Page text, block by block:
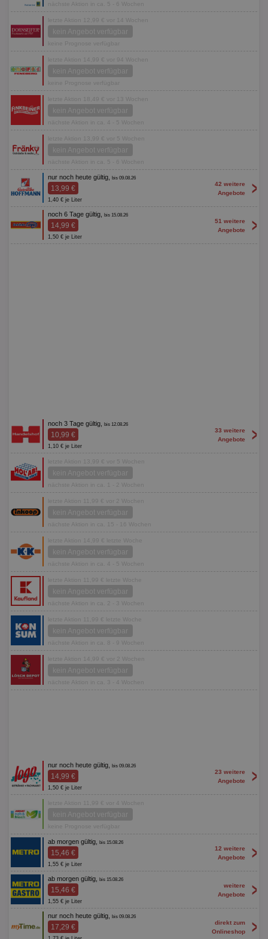
nächste Aktion in ca. 5 - 6 Wochen
letzte Aktion 12,99 € vor 14 Wochen
kein Angebot verfügbar
keine Prognose verfügbar
letzte Aktion 14,99 € vor 94 Wochen
kein Angebot verfügbar
keine Prognose verfügbar
letzte Aktion 18,49 € vor 13 Wochen
kein Angebot verfügbar
nächste Aktion in ca. 4 - 5 Wochen
letzte Aktion 13,99 € vor 5 Wochen
kein Angebot verfügbar
nächste Aktion in ca. 5 - 6 Wochen
nur noch heute gültig, bis 09.08.26
13,99 €
1,40 € je Liter
42 weitere
Angebote
>
noch 6 Tage gültig, bis 15.08.26
14,99 €
1,50 € je Liter
51 weitere
Angebote
>
noch 3 Tage gültig, bis 12.08.26
10,99 €
1,10 € je Liter
33 weitere
Angebote
>
letzte Aktion 13,99 € vor 5 Wochen
kein Angebot verfügbar
nächste Aktion in ca. 1 - 2 Wochen
letzte Aktion 11,99 € vor 2 Wochen
kein Angebot verfügbar
nächste Aktion in ca. 15 - 16 Wochen
letzte Aktion 14,99 € letzte Woche
kein Angebot verfügbar
nächste Aktion in ca. 4 - 5 Wochen
letzte Aktion 11,99 € letzte Woche
kein Angebot verfügbar
nächste Aktion in ca. 2 - 3 Wochen
letzte Aktion 11,99 € letzte Woche
kein Angebot verfügbar
nächste Aktion in ca. 8 - 9 Wochen
letzte Aktion 14,99 € vor 2 Wochen
kein Angebot verfügbar
nächste Aktion in ca. 3 - 4 Wochen
nur noch heute gültig, bis 09.08.26
14,99 €
1,50 € je Liter
23 weitere
Angebote
>
letzte Aktion 11,99 € vor 4 Wochen
kein Angebot verfügbar
keine Prognose verfügbar
ab morgen gültig, bis 15.08.26
15,46 €
1,55 € je Liter
12 weitere
Angebote
>
ab morgen gültig, bis 15.08.26
15,46 €
1,55 € je Liter
weitere
Angebote
>
nur noch heute gültig, bis 09.08.26
17,29 €
direkt zum
Onlineshop
>